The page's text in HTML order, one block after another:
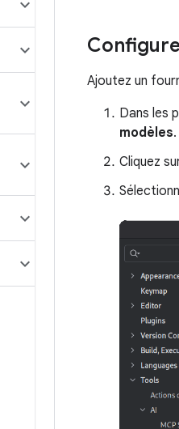
Ajoutez un
Dans les
modèles.
Cliquez